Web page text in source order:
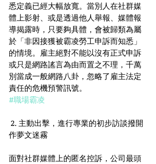
悉定義已經大幅放寬。當別人在社群媒
體上影射、或是透過他人舉報、媒體報
導揭露時，只要夠具體，會被歸類為屬
於「非因接獲被霸凌勞工申訴而知悉」
的情境。雇主絕對不能以沒有正式申訴
或只是網路謠言為由而置之不理，千萬
別當成一般網路八卦，忽略了雇主法定
責任的危機預警訊號。
#職場霸凌
作夢文迷霧
面對社群媒體上的匿名控訴，公司最頭